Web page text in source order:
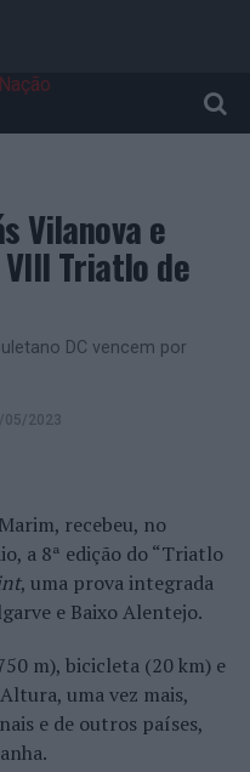
Vilanova e
VIII Triatlo de
DC vencem por
05/2023
recebeu, no
a 8ª edição do “Triatlo
, uma prova integrada
e Baixo Alentejo.
m), bicicleta (20 km) e
uma vez mais,
e de outros países,